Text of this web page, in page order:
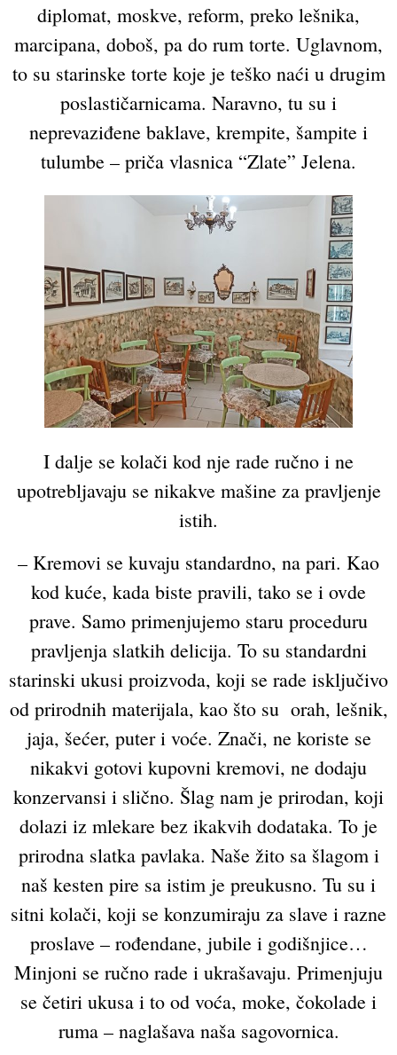
diplomat, moskve, reform, preko lešnika,
marcipana, doboš, pa do rum torte. Uglavnom,
to su starinske torte koje je teško naći u drugim
poslastičarnicama. Naravno, tu su i
neprevaziđene baklave, krempite, šampite i
tulumbe – priča vlasnica “Zlate” Jelena.
I dalje se kolači kod nje rade ručno i ne
upotrebljavaju se nikakve mašine za pravljenje
istih.
– Kremovi se kuvaju standardno, na pari. Kao
kod kuće, kada biste pravili, tako se i ovde
prave. Samo primenjujemo staru proceduru
pravljenja slatkih delicija. To su standardni
starinski ukusi proizvoda, koji se rade isključivo
od prirodnih materijala, kao što su orah, lešnik,
jaja, šećer, puter i voće. Znači, ne koriste se
nikakvi gotovi kupovni kremovi, ne dodaju
konzervansi i slično. Šlag nam je prirodan, koji
dolazi iz mlekare bez ikakvih dodataka. To je
prirodna slatka pavlaka. Naše žito sa šlagom i
naš kesten pire sa istim je preukusno. Tu su i
sitni kolači, koji se konzumiraju za slave i razne
proslave – rođendane, jubile i godišnjice…
Minjoni se ručno rade i ukrašavaju. Primenjuju
se četiri ukusa i to od voća, moke, čokolade i
ruma – naglašava naša sagovornica.